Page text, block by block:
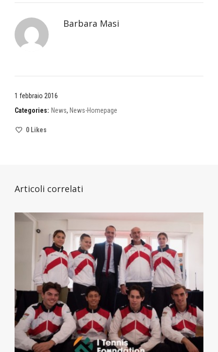
Barbara Masi
1 febbraio 2016
Categories: News, News-Homepage
0 Likes
Articoli correlati